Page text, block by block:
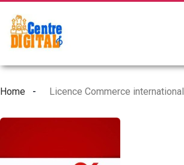
Home Licence Commerce international